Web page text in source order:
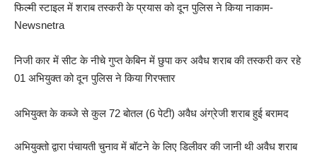
फिल्मी स्टाइल में शराब तस्करी के प्रयास को दून पुलिस ने किया नाकाम-
Newsnetra
निजी कार में सीट के नीचे गुप्त केबिन में छुपा कर अवैध शराब की तस्करी कर रहे
01 अभियुक्त को दून पुलिस ने किया गिरफ्तार
अभियुक्त के कब्जे से कुल 72 बोतल (6 पेटी) अवैध अंग्रेजी शराब हुई बरामद
अभियुक्तो द्वारा पंचायती चुनाव में बॉटने के लिए डिलीवर की जानी थी अवैध शराब